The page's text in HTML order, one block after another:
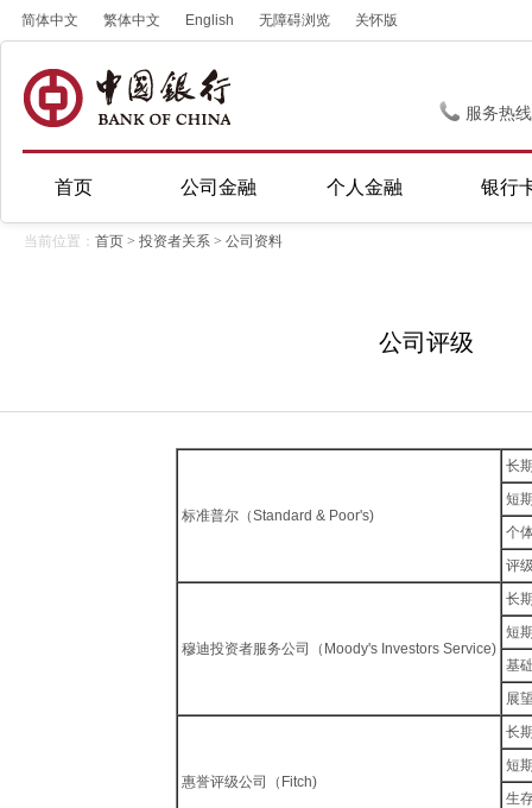
简体中文 繁体中文 English 无障碍浏览 关怀版
服务热
首页 公司金融 个人金融 银行
当前位置： 首页 > 投资者关系 > 公司资料
公司评级
标准普尔（Standard & Poor's)
长
短
个
评
穆迪投资者服务公司（Moody's Investors Service)
长
短
基
展
惠誉评级公司（Fitch)
长
短
生